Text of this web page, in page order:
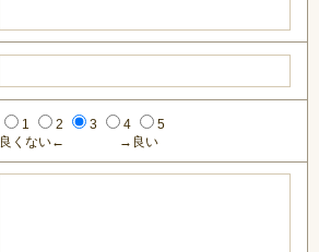
1 2 3 4
5
良くない←
→良い